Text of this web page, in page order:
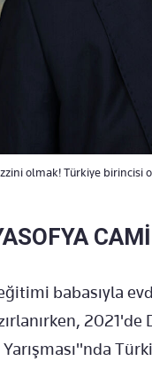
olmak! Türkiye
babasıyla
Yarışması"nda